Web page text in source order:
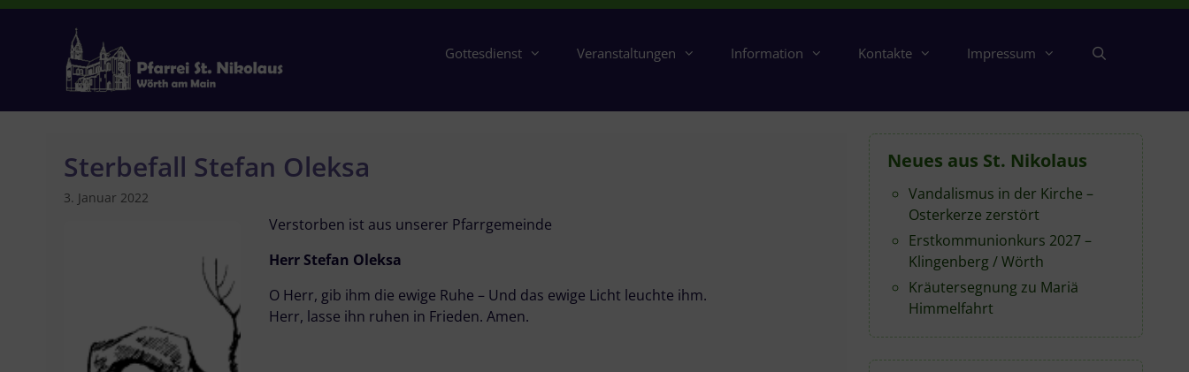
Zum
Gottesdienst Veranstaltungen Information Kontakte Impressum
Sterbefall Stefan Oleksa
3. Januar 2022
Verstorben ist aus unserer Pfarrgemeinde
Herr Stefan Oleksa
O Herr, gib ihm die ewige Ruhe – Und das ewige Licht leuchte ihm.
Herr, lasse ihn ruhen in Frieden. Amen.
Neues aus St. Nikolaus
Vandalismus in der Kirche –
Osterkerze zerstört
Erstkommunionkurs 2027 –
Klingenberg / Wörth
Kräutersegnung zu Mariä
Himmelfahrt